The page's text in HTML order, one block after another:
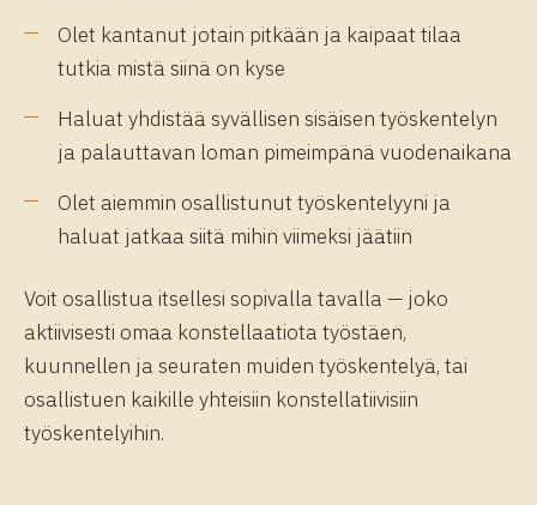
Olet kantanut jotain pitkään ja kaipaat tilaa
tutkia mistä siinä on kyse
Haluat yhdistää syvällisen sisäisen työskentelyn
ja palauttavan loman pimeimpänä vuodenaikana
Olet aiemmin osallistunut työskentelyyni ja
haluat jatkaa siitä mihin viimeksi jäätiin
Voit osallistua itsellesi sopivalla tavalla — joko
aktiivisesti omaa konstellaatiota työstäen,
kuunnellen ja seuraten muiden työskentelyä, tai
osallistuen kaikille yhteisiin konstellatiivisiin
työskentelyihin.